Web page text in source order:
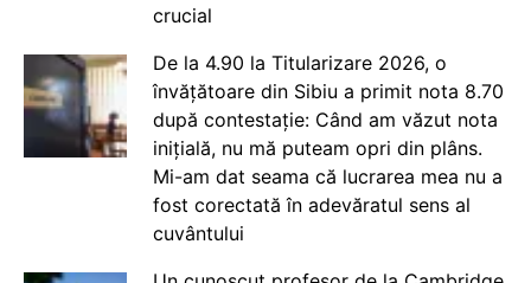
crucial
De la 4.90 la Titularizare 2026, o
învățătoare din Sibiu a primit nota 8.70
după contestație: Când am văzut nota
inițială, nu mă puteam opri din plâns.
Mi-am dat seama că lucrarea mea nu a
fost corectată în adevăratul sens al
cuvântului